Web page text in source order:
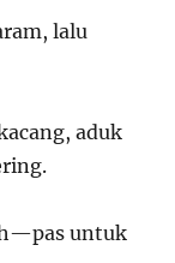
lalu
aduk
untuk